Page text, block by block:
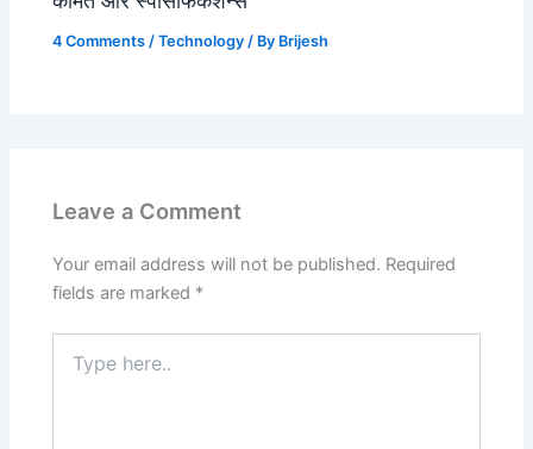
4 Comments /Technology / By Brijesh
Leave a Comment
Your email address will not be published. Required
fields are marked *
here..